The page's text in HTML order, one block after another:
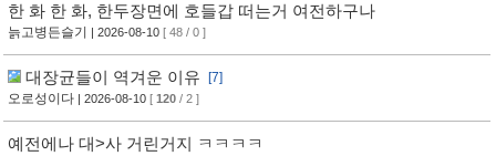
한 화 한 화, 한두장면에 호들갑 떠는거 여전하구나
늙고병든슬기 | 2026-08-10 [ 48 / 0 ]
대장균들이 역겨운 이유
[7]
오로성이다 | 2026-08-10 [ 120 / 2 ]
예전에나 대>사 거린거지 ㅋㅋㅋㅋ